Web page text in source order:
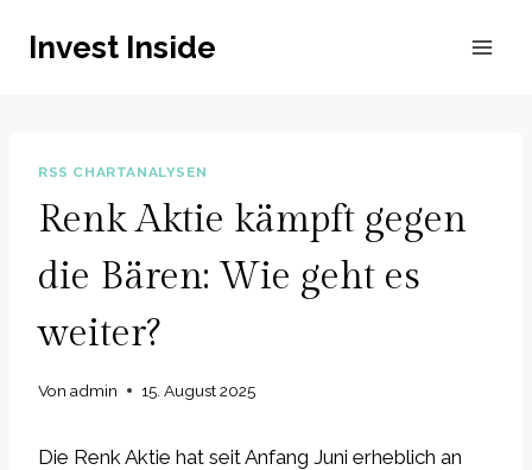
InhaltInvest Inside
RSS CHARTANALYSEN
Renk Aktie kämpft gegen
die Bären: Wie geht es
weiter?
Von admin 15. August 2025
Die Renk Aktie hat seit Anfang Juni erheblich an